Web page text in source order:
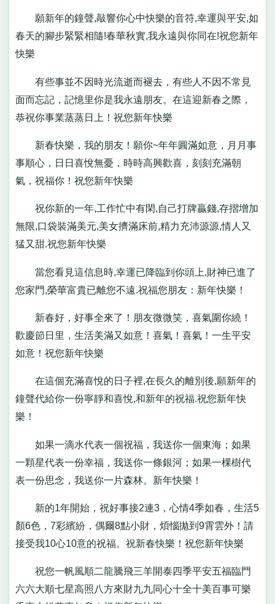
願新年的鐘聲,敲響你心中快樂的音符,幸運與平安,如
春天的腳步緊緊相隨!春華秋實,我永遠與你同在!祝您新年
快樂
有些事並不因時光流逝而褪去，有些人不因不常見
面而忘記，記憶里你是我永遠朋友。在這迎新春之際，
恭祝你事業蒸蒸日上！祝您新年快樂
新春快樂，我的朋友！願你~年年圓滿如意，月月事
事順心，日日喜悅無憂，時時高興歡喜，刻刻充滿朝
氣，祝福你！祝您新年快樂
祝你新的一年,工作忙中有閑,自己打牌贏錢,存摺增加
無限,口袋裝滿美元,美女擠滿床前,精力充沛源源,情人又
猛又甜.祝您新年快樂
當您看見這信息時,幸運已降臨到你頭上,財神已進了
您家門,榮華富貴已離您不遠.祝福您朋友：新年快樂！
新春好，好事全來了！朋友微微笑，喜氣圍你繞！
歡慶節日里，生活美滿又如意！喜氣！喜氣！一生平安
如意！祝您新年快樂
在這個充滿喜悅的日子裡,在長久的離別後,願新年的
鐘聲代給你一份寧靜和喜悅,和新年的祝福.祝您新年快
樂！
如果一滴水代表一個祝福，我送你一個東海；如果
一顆星代表一份幸福，我送你一條銀河；如果一棵樹代
表一份思念，我送你一片森林。新年快樂！
新的1年開始，祝好事接2連3，心情4季如春，生活5
顏6色，7彩繽紛，偶爾8點小財，煩惱拋到9霄雲外！請
接受我10心10意的祝福。祝新春快樂！祝您新年快樂
祝您一帆風順二龍騰飛三羊開泰四季平安五福臨門
六六大順七星高照八方來財九九同心十全十美百事可樂